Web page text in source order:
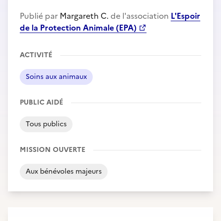
Publié par Margareth C. de l'association L'Espoir
de la Protection Animale (EPA)
ACTIVITÉ
Soins aux animaux
PUBLIC AIDÉ
Tous publics
MISSION OUVERTE
Aux bénévoles majeurs